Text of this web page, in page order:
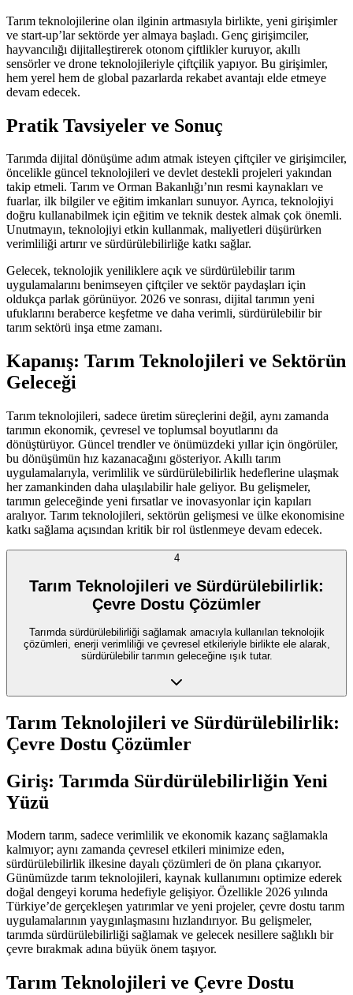
Tarım teknolojilerine olan ilginin artmasıyla birlikte, yeni girişimler
ve start-up’lar sektörde yer almaya başladı. Genç girişimciler,
hayvancılığı dijitalleştirerek otonom çiftlikler kuruyor, akıllı
sensörler ve drone teknolojileriyle çiftçilik yapıyor. Bu girişimler,
hem yerel hem de global pazarlarda rekabet avantajı elde etmeye
devam edecek.
Pratik Tavsiyeler ve Sonuç
Tarımda dijital dönüşüme adım atmak isteyen çiftçiler ve girişimciler,
öncelikle güncel teknolojileri ve devlet destekli projeleri yakından
takip etmeli. Tarım ve Orman Bakanlığı’nın resmi kaynakları ve
fuarlar, ilk bilgiler ve eğitim imkanları sunuyor. Ayrıca, teknolojiyi
doğru kullanabilmek için eğitim ve teknik destek almak çok önemli.
Unutmayın, teknolojiyi etkin kullanmak, maliyetleri düşürürken
verimliliği artırır ve sürdürülebilirliğe katkı sağlar.
Gelecek, teknolojik yeniliklere açık ve sürdürülebilir tarım
uygulamalarını benimseyen çiftçiler ve sektör paydaşları için
oldukça parlak görünüyor. 2026 ve sonrası, dijital tarımın yeni
ufuklarını beraberce keşfetme ve daha verimli, sürdürülebilir bir
tarım sektörü inşa etme zamanı.
Kapanış: Tarım Teknolojileri ve Sektörün
Geleceği
Tarım teknolojileri, sadece üretim süreçlerini değil, aynı zamanda
tarımın ekonomik, çevresel ve toplumsal boyutlarını da
dönüştürüyor. Güncel trendler ve önümüzdeki yıllar için öngörüler,
bu dönüşümün hız kazanacağını gösteriyor. Akıllı tarım
uygulamalarıyla, verimlilik ve sürdürülebilirlik hedeflerine ulaşmak
her zamankinden daha ulaşılabilir hale geliyor. Bu gelişmeler,
tarımın geleceğinde yeni fırsatlar ve inovasyonlar için kapıları
aralıyor. Tarım teknolojileri, sektörün gelişmesi ve ülke ekonomisine
katkı sağlama açısından kritik bir rol üstlenmeye devam edecek.
4
Tarım Teknolojileri ve Sürdürülebilirlik:
Çevre Dostu Çözümler
Tarımda sürdürülebilirliği sağlamak amacıyla kullanılan teknolojik
çözümleri, enerji verimliliği ve çevresel etkileriyle birlikte ele alarak,
sürdürülebilir tarımın geleceğine ışık tutar.
Tarım Teknolojileri ve Sürdürülebilirlik:
Çevre Dostu Çözümler
Giriş: Tarımda Sürdürülebilirliğin Yeni
Yüzü
Modern tarım, sadece verimlilik ve ekonomik kazanç sağlamakla
kalmıyor; aynı zamanda çevresel etkileri minimize eden,
sürdürülebilirlik ilkesine dayalı çözümleri de ön plana çıkarıyor.
Günümüzde tarım teknolojileri, kaynak kullanımını optimize ederek
doğal dengeyi koruma hedefiyle gelişiyor. Özellikle 2026 yılında
Türkiye’de gerçekleşen yatırımlar ve yeni projeler, çevre dostu tarım
uygulamalarının yaygınlaşmasını hızlandırıyor. Bu gelişmeler,
tarımda sürdürülebilirliği sağlamak ve gelecek nesillere sağlıklı bir
çevre bırakmak adına büyük önem taşıyor.
Tarım Teknolojileri ve Çevre Dostu